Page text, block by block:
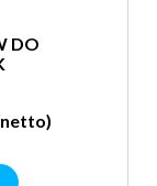
DO